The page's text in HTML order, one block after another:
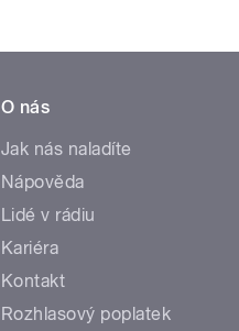
O nás
Jak nás naladíte
Nápověda
Lidé v rádiu
Kariéra
Kontakt
Rozhlasový poplatek